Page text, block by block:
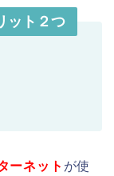
ット２つ
ーネット が使